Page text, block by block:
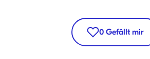
0 Gefällt mir